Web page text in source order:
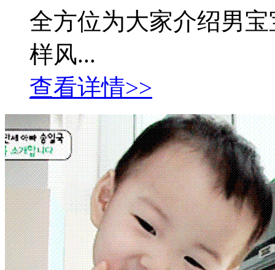
全方位为大家介绍男
样风...
查看详情>>